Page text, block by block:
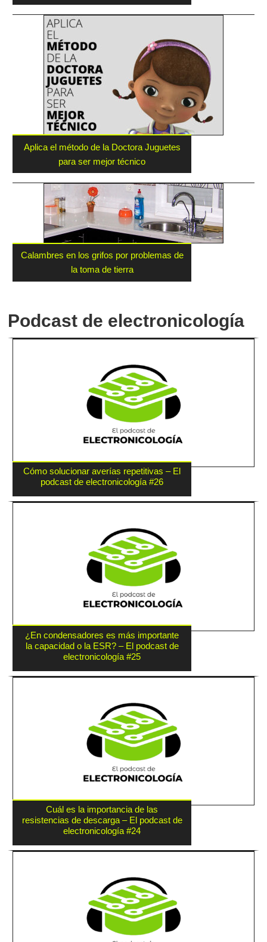
Aplica el método de la Doctora Juguetes
para ser mejor técnico
Calambres en los grifos por problemas de
la toma de tierra
Podcast de electronicología
Cómo solucionar averías repetitivas – El
podcast de electronicología #26
¿En condensadores es más importante
la capacidad o la ESR? – El podcast de
electronicología #25
Cuál es la importancia de las
resistencias de descarga – El podcast de
electronicología #24